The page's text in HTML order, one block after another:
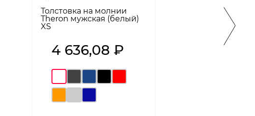
Толстовка на молнии
Theron мужская (белый)
XS
4 636,08 ₽